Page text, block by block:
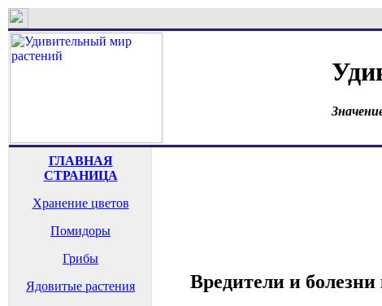
ГЛАВНАЯ
СТРАНИЦА
Хранение цветов
Помидоры
Грибы
Ядовитые растения
Вредители и